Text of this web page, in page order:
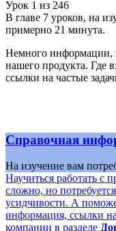
Урок 1 из 246
В главе 7 уроков, на
примерно 21 минута.
Немного информации,
нашего продукта. Где
ссылки на частые
Справочная
На изучение вам
Научиться работать с
сложно, но
усидчивости. А
информация, ссылки
компании в разделе